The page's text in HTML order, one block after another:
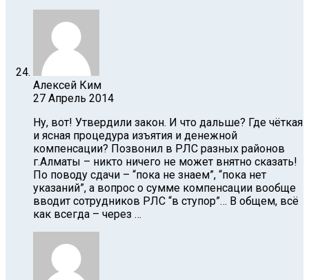
Алексей Ким
27 Апрель 2014
Ну, вот! Утвердили закон. И что дальше? Где чёткая
и ясная процедура изъятия и денежной
компенсации? Позвонил в РЛС разных районов
г.Алматы – никто ничего не может внятно сказать!
По поводу сдачи – “пока не знаем”, “пока нет
указаний”, а вопрос о сумме компенсации вообще
вводит сотрудников РЛС “в ступор”… В общем, всё
как всегда – через …